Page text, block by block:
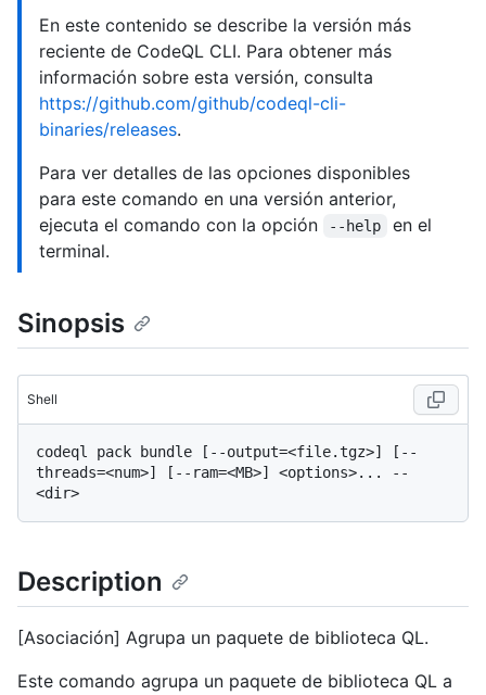
En este contenido se describe la versión más
reciente de CodeQL CLI. Para obtener más
información sobre esta versión, consulta
https://github.com/github/codeql-cli-
binaries/releases.
Para ver detalles de las opciones disponibles
para este comando en una versión anterior,
ejecuta el comando con la opción
--help
en el
terminal.
Sinopsis
Shell
codeql pack bundle [--output=<file.tgz>] [--
threads=<num>] [--ram=<MB>] <options>... --
Description
[Asociación] Agrupa un paquete de biblioteca QL.
Este comando agrupa un paquete de biblioteca QL a